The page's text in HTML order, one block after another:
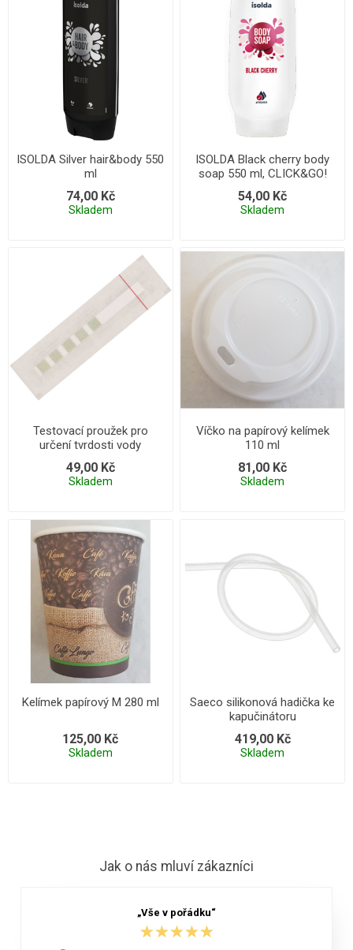
ISOLDA Silver hair&body 550
ml
74,00 Kč
Skladem
ISOLDA Black cherry body
soap 550 ml, CLICK&GO!
54,00 Kč
Skladem
Testovací proužek pro
určení tvrdosti vody
49,00 Kč
Skladem
Víčko na papírový kelímek
110 ml
81,00 Kč
Skladem
Kelímek papírový M 280 ml
125,00 Kč
Skladem
Saeco silikonová hadička ke
kapučinátoru
419,00 Kč
Skladem
Jak o nás mluví zákazníci
„Vše v pořádku“
★★★★★
★★★★★